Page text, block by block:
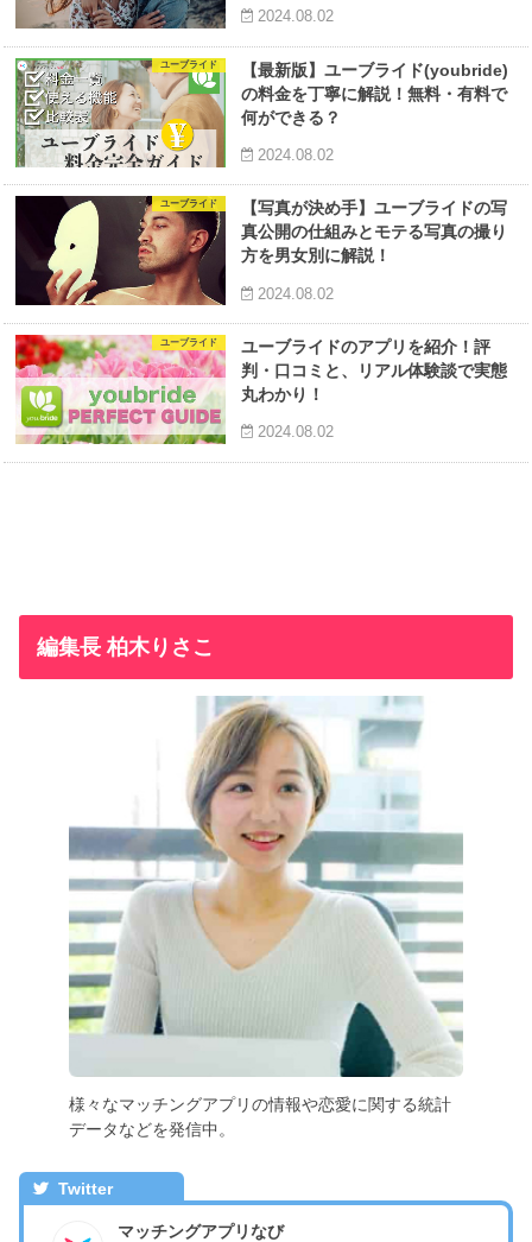
2024.08.02
ユーブライド
【最新版】ユーブライド(youbride)
の料金を丁寧に解説！無料・有料で
何ができる？
2024.08.02
ユーブライド
【写真が決め手】ユーブライドの写
真公開の仕組みとモテる写真の撮り
方を男女別に解説！
2024.08.02
ユーブライド
ユーブライドのアプリを紹介！評
判・口コミと、リアル体験談で実態
丸わかり！
2024.08.02
編集長 柏木りさこ
様々なマッチングアプリの情報や恋愛に関する統計
データなどを発信中。
Twitter
マッチングアプリなび